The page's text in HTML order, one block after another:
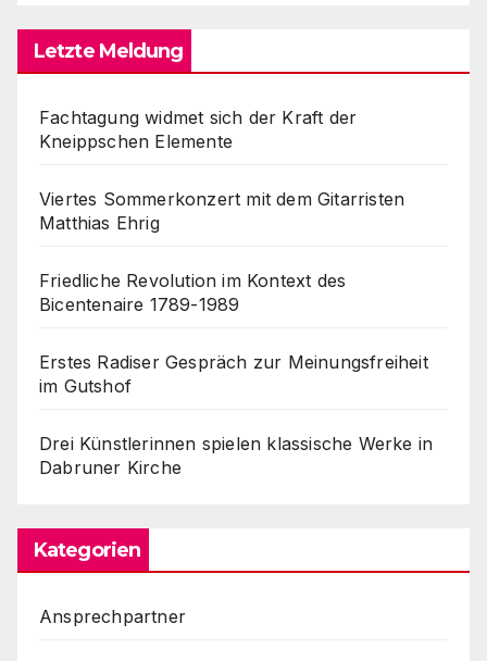
Letzte Meldung
Fachtagung widmet sich der Kraft der
Kneippschen Elemente
Viertes Sommerkonzert mit dem Gitarristen
Matthias Ehrig
Friedliche Revolution im Kontext des
Bicentenaire 1789-1989
Erstes Radiser Gespräch zur Meinungsfreiheit
im Gutshof
Drei Künstlerinnen spielen klassische Werke in
Dabruner Kirche
Kategorien
Ansprechpartner